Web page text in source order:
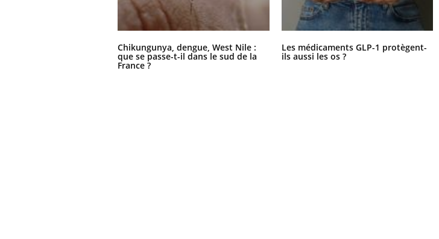
Chikungunya, dengue, West Nile :
que se passe-t-il dans le sud de la
France ?
Les médicaments GLP-1 protègent-
ils aussi les os ?
carence en fer sont multiples ce qui la rend
patients comme parfois chez les soignants.